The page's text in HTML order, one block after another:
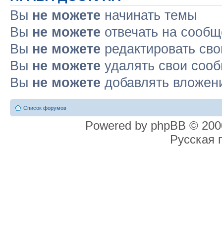
Вы не можете начинать темы
Вы не можете отвечать на
Вы не можете редактировать
Вы не можете удалять свои
Вы не можете добавлять
Список форумов
Powered by phpBB ©
Русская